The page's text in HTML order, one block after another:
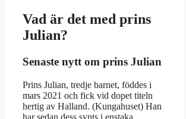
Vad är det med prins
Julian?
Senaste nytt om prins Julian
Prins Julian, tredje barnet, föddes i
mars 2021 och fick vid dopet titeln
hertig av Halland. (Kungahuset) Han
har sedan dess synts i enstaka